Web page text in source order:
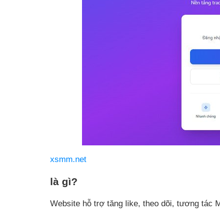
xsmm.net
là gì?
Website hỗ trợ tăng like, theo dõi, tương tác